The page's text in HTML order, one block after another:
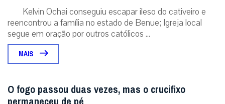
Kelvin Ochai conseguiu escapar ileso do cativeiro e
reencontrou a família no estado de Benue; Igreja local
segue em oração por outros católicos ...
MAIS
O fogo passou duas vezes, mas o crucifixo